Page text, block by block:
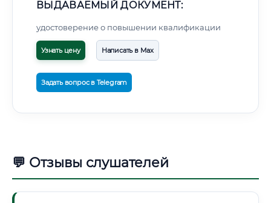
ВЫДАВАЕМЫЙ ДОКУМЕНТ:
удостоверение о повышении квалификации
Узнать цену Написать в Max
Задать вопрос в Telegram
💬 Отзывы слушателей